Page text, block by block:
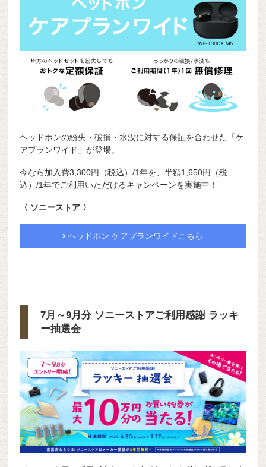
ヘッドホンの紛失・破損・水没に対する保証を合わせた「ケ
アプランワイド」が登場。
今なら加入費3,300円（税込）/1年を、半額1,650円（税
込）/1年でご利用いただけるキャンペーンを実施中！
〈 ソニーストア 〉
ヘッドホン ケアプランワイドこちら
7月～9月分 ソニーストアご利用感謝 ラッキ
ー抽選会